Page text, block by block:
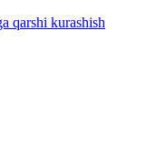
qarshi kurashish